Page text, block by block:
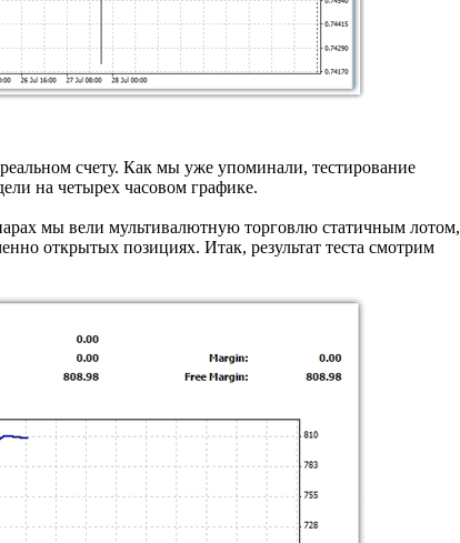
счету. Как мы уже упоминали, тестирование
на четырех часовом графике.
мы вели мультивалютную торговлю статичным лотом,
открытых позициях. Итак, результат теста смотрим